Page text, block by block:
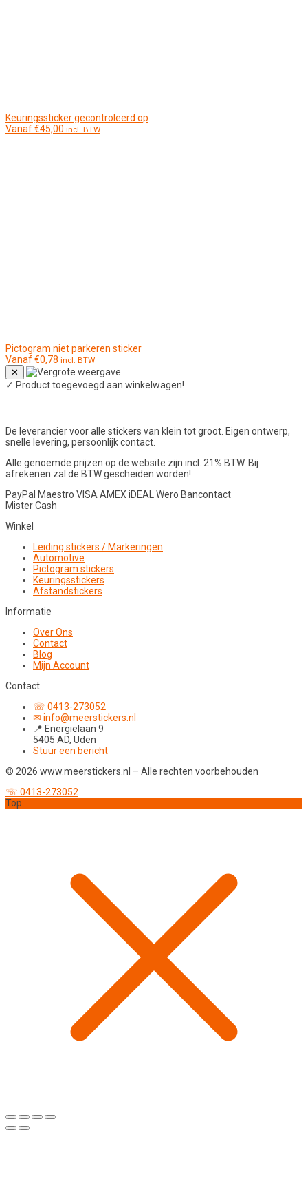
Keuringssticker gecontroleerd op
Vanaf€45,00 incl. BTW
Pictogram niet parkeren sticker
Vanaf€0,78 incl. BTW
✕
✓ Product toegevoegd aan winkelwagen!
De leverancier voor alle stickers van klein tot groot. Eigen ontwerp,
snelle levering, persoonlijk contact.
Alle genoemde prijzen op de website zijn incl. 21% BTW. Bij
afrekenen zal de BTW gescheiden worden!
PayPal Maestro VISA AMEX iDEAL Wero Bancontact
Mister Cash
Winkel
Leiding stickers / Markeringen
Automotive
Pictogram stickers
Keuringsstickers
Afstandstickers
Informatie
Over Ons
Contact
Blog
Mijn Account
Contact
☏ 0413-273052
✉ info@meerstickers.nl
📍 Energielaan 9
5405 AD, Uden
Stuur een bericht
© 2026 www.meerstickers.nl – Alle rechten voorbehouden
☏ 0413-273052
Top